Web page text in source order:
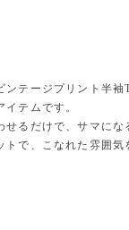
ンテージプリント半袖
テムです。
せるだけで、サマに
で、こなれた雰囲気